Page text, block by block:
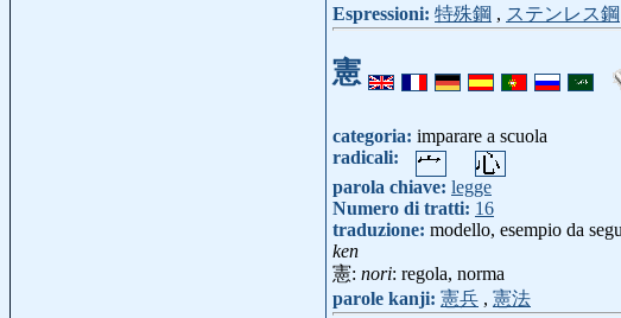
Espressioni: 特殊鋼 , ステンレス鋼
憲
categoria: imparare a scuola
radicali:
parola chiave: legge
Numero di tratti: 16
traduzione: modello, esempio da
ken
憲: nori: regola, norma
parole kanji: 憲兵 , 憲法